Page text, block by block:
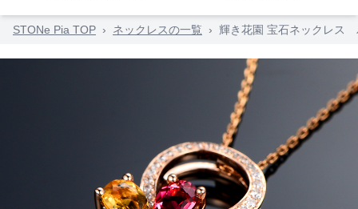
STONe Pia TOP › ネックレスの一覧 › 輝き花園 宝石ネックレス